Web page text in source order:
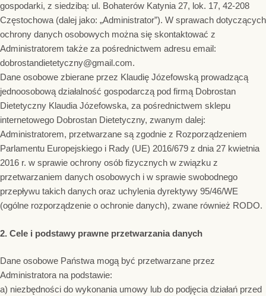
gospodarki, z siedzibą: ul. Bohaterów Katynia 27, lok. 17, 42-208
Częstochowa (dalej jako: „Administrator”). W sprawach dotyczących
ochrony danych osobowych można się skontaktować z
Administratorem także za pośrednictwem adresu email:
dobrostandietetyczny@gmail.com.
Dane osobowe zbierane przez Klaudię Józefowską prowadzącą
jednoosobową działalność gospodarczą pod firmą Dobrostan
Dietetyczny Klaudia Józefowska, za pośrednictwem sklepu
internetowego Dobrostan Dietetyczny, zwanym dalej:
Administratorem, przetwarzane są zgodnie z Rozporządzeniem
Parlamentu Europejskiego i Rady (UE) 2016/679 z dnia 27 kwietnia
2016 r. w sprawie ochrony osób fizycznych w związku z
przetwarzaniem danych osobowych i w sprawie swobodnego
przepływu takich danych oraz uchylenia dyrektywy 95/46/WE
(ogólne rozporządzenie o ochronie danych), zwane również RODO.
2. Cele i podstawy prawne przetwarzania danych
Dane osobowe Państwa mogą być przetwarzane przez
Administratora na podstawie:
a) niezbędności do wykonania umowy lub do podjęcia działań przed